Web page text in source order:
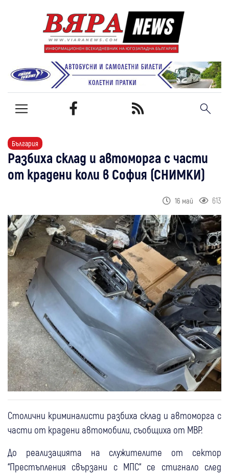
България
Разбиха склад и автоморга с части
от крадени коли в София (СНИМКИ)
16 май 613
Столични криминалисти разбиха склад и автоморга с
части от крадени автомобили, съобщиха от МВР.
До реализацията на служителите от сектор
“Престъпления свързани с МПС“ се стигнало след